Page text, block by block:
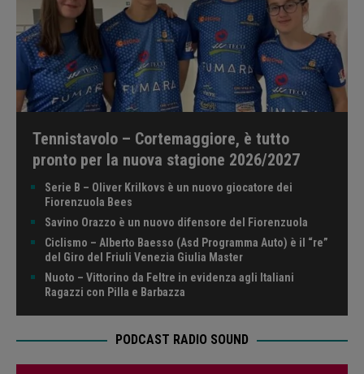
Tennistavolo – Cortemaggiore, è tutto
pronto per la nuova stagione 2026/2027
Serie B – Oliver Krilkovs è un nuovo giocatore dei
Fiorenzuola Bees
Savino Orazzo è un nuovo difensore del Fiorenzuola
Ciclismo – Alberto Baesso (Asd Programma Auto) è il “re”
del Giro del Friuli Venezia Giulia Master
Nuoto – Vittorino da Feltre in evidenza agli Italiani
Ragazzi con Pilla e Barbazza
PODCAST RADIO SOUND